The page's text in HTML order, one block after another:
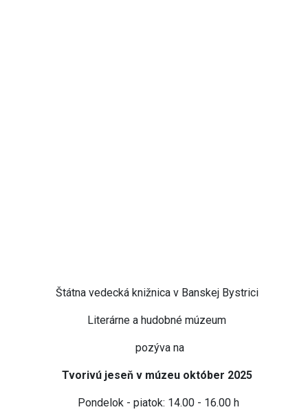
Štátna vedecká knižnica v Banskej Bystrici
Literárne a hudobné múzeum
pozýva na
Tvorivú jeseň v múzeu október 2025
Pondelok - piatok: 14.00 - 16.00 h